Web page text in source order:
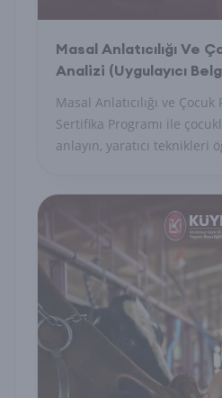
Masal Anlatıcılığı Ve
Analizi (Uygulayıcı
Masal Anlatıcılığı ve
Sertifika Programı ile
anlayın, yaratıcı teknikleri